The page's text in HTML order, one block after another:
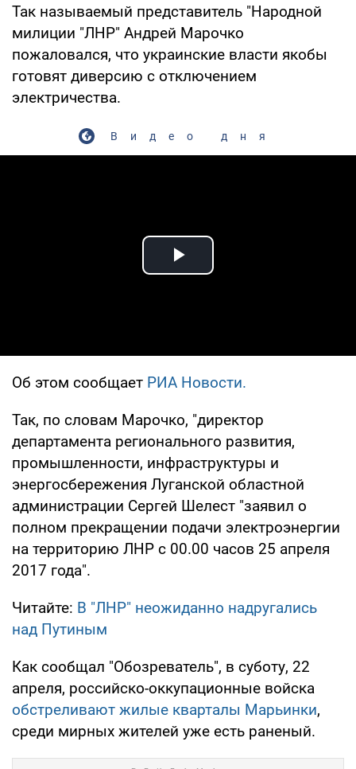
Так называемый представитель "Народной
милиции "ЛНР" Андрей Марочко
пожаловался, что украинские власти якобы
готовят диверсию с отключением
электричества.
Видео дня
Play Video
Об этом сообщает РИА Новости.
Так, по словам Марочко, "директор
департамента регионального развития,
промышленности, инфраструктуры и
энергосбережения Луганской областной
администрации Сергей Шелест "заявил о
полном прекращении подачи электроэнергии
на территорию ЛНР с 00.00 часов 25 апреля
2017 года".
Читайте: В "ЛНР" неожиданно надругались
над Путиным
Как сообщал "Обозреватель", в суботу, 22
апреля, российско-оккупационные войска
обстреливают жилые кварталы Марьинки,
среди мирных жителей уже есть раненый.